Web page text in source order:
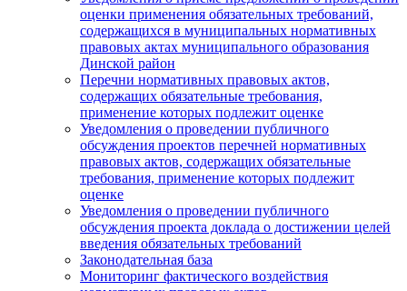
оценки применения обязательных требований,
содержащихся в муниципальных нормативных
правовых актах муниципального образования
Динской район
Перечни нормативных правовых актов,
содержащих обязательные требования,
применение которых подлежит оценке
Уведомления о проведении публичного
обсуждения проектов перечней нормативных
правовых актов, содержащих обязательные
требования, применение которых подлежит
оценке
Уведомления о проведении публичного
обсуждения проекта доклада о достижении целей
введения обязательных требований
Законодательная база
Мониторинг фактического воздействия